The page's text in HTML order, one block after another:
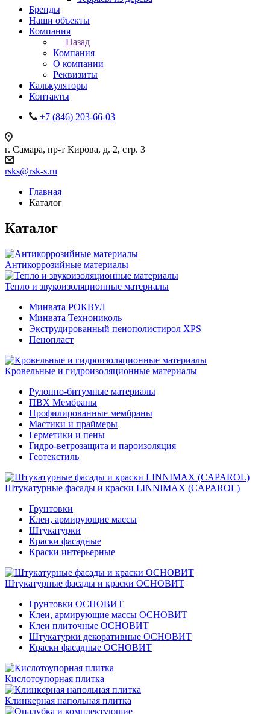
Бренды
Наши объекты
Компания
Назад
Компания
О компании
Реквизиты
Калькуляторы
Контакты
+7 (846) 203-66-03
г. Самара, пр-т Кирова, д. 2, стр. 3
rsks@rsk-s.ru
Главная
Каталог
Каталог
Антикоррозийные материалы
Тепло и звукоизоляционные материалы
Минвата РОКВУЛ
Минвата Технониколь
Экструдированный пенополистирол XPS
Пенопласт
Кровельные и гидроизоляционные материалы
Рулонно-битумные материалы
ПВХ Мембраны
Профилированные мембраны
Мастики и праймеры
Герметики и пены
Гидро-ветрозащита и пароизоляция
Геотекстиль
Штукатурные фасады и краски LINNIMAX (CAPAROL)
Грунтовки
Клеи, армирующие массы
Штукатурки
Краски фасадные
Краски интерьерные
Штукатурные фасады и краски ОСНОВИТ
Грунтовки ОСНОВИТ
Клеи, армирующие массы ОСНОВИТ
Клеи плиточные ОСНОВИТ
Штукатурки декоративные ОСНОВИТ
Краски фасадные ОСНОВИТ
Кислотоупорная плитка
Клинкерная напольная плитка